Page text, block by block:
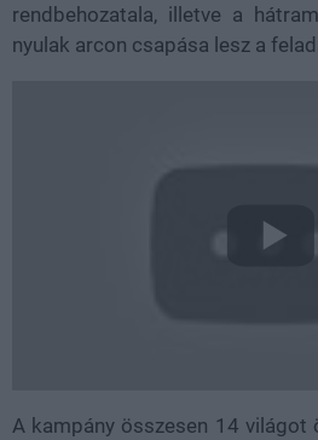
rendbehozatala, illetve a
nyulak arcon csapása lesz a
A kampány összesen 14 világot